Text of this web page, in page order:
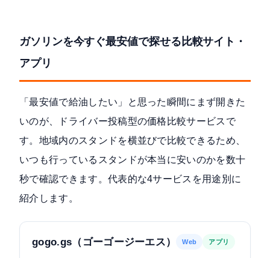
ガソリンを今すぐ最安値で探せる比較サイト・
アプリ
「最安値で給油したい」と思った瞬間にまず開きた
いのが、ドライバー投稿型の価格比較サービスで
す。地域内のスタンドを横並びで比較できるため、
いつも行っているスタンドが本当に安いのかを数十
秒で確認できます。代表的な4サービスを用途別に
紹介します。
gogo.gs（ゴーゴージーエス） Web アプリ